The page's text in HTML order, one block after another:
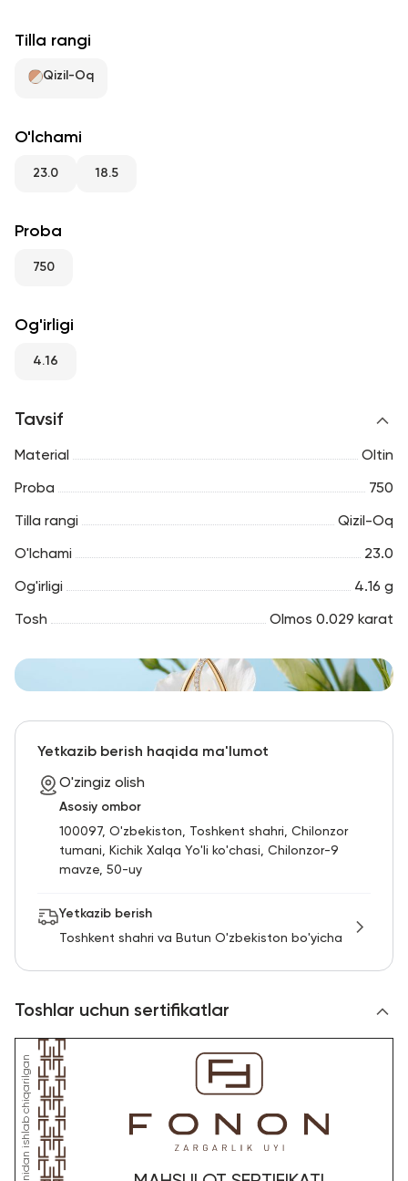
Sevimli
RU
Tilla rangi
Qizil-Oq
O'lchami
23.0 18.5
Proba
750
Og'irligi
4.16
Tavsif
Material Oltin
Proba 750
Tilla rangi Qizil-Oq
O'lchami 23.0
Og'irligi 4.16 g
Tosh Olmos 0.029 karat
Yetkazib berish haqida ma'lumot
O'zingiz olish
Asosiy ombor
100097, O'zbekiston, Toshkent shahri, Chilonzor
tumani, Kichik Xalqa Yo'li ko'chasi, Chilonzor-9
mavze, 50-uy
Yetkazib berish
Toshkent shahri va Butun O'zbekiston bo'yicha
Toshlar uchun sertifikatlar